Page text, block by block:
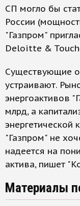
СП могло бы
России
"Газпром"
Deloitte &
Существующие
устраивают.
энергоактивов
млрд, а
энергетической
"Газпром" не
надеется на
актива, пишет
Материалы